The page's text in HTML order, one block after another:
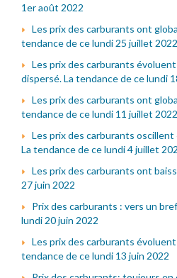
1er août 2022
Les prix des carburants ont
tendance de ce lundi 25 juillet 2022
Les prix des carburants
dispersé. La tendance de ce lundi
Les prix des carburants ont
tendance de ce lundi 11 juillet 2022
Les prix des carburants
La tendance de ce lundi 4 juillet
Les prix des carburants ont
27 juin 2022
Prix des carburants : vers un
lundi 20 juin 2022
Les prix des carburants
tendance de ce lundi 13 juin 2022